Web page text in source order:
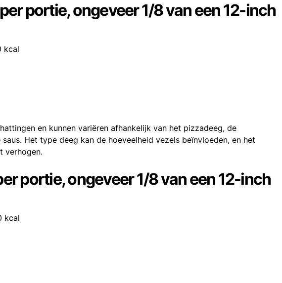
portie, ongeveer 1/8 van een 12-inch
kcal
en kunnen variëren afhankelijk van het pizzadeeg, de
Het type deeg kan de hoeveelheid vezels beïnvloeden, en het
verhogen.
portie, ongeveer 1/8 van een 12-inch
kcal